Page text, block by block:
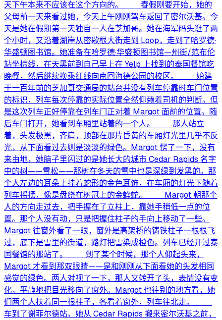
天下午本来不应该在这个方向的。 春假刚要开始，她的
父母前一天来看过她，今天上午刚刚驾车返回了密尔沃基。今
天是她在假期第一天独自一人在芝加哥。她在海军码头逛了两
个小时，又沿着湖岸从密歇根大街走到 Loop，走到了哈罗德·
华盛顿图书馆。她准备在哈罗德·华盛顿图书馆—州街/范布伦
站坐棕线，在天黑前到自己早上在 Yelp 上找到的泰国餐馆吃
晚餐，然后继续换乘红线向南回海德公园的校区。 始建
于一百年前的芝加哥交通局的站台并没有列车停靠时车门位置
的标识，列车每次停靠的实际位置全然仰赖着司机的判断。但
是这次列车正好停靠在列车门正对着 Margot 面前的位置。随
后车门打开，她看到车厢里站着的一个人。 那人站立
着，头发极黑，齐肩，顶部在那片昏黄的车厢灯光里几乎不反
光，从下面看过去则是淡淡的绿色。Margot 愣了一下，没有
来由地，她脑子里闪过的是她长大的城市 Cedar Rapids 名字
中的树——雪松——那树在冬天的雪中也是深绿到发黑的。那
个人左边的耳朵上挂着蛇形的金色耳饰，在车厢的灯光下随着
列车摇摆，像是盘绕在树冠上的金蝰蛇。 Margot 朝那个
人的方向走过去，把手握在了立柱上，靠她手稍低一点的位
置。那个人没有动，只是把握住柱子的手向上移动了一些。
Margot 往窗外看了一眼，窗外是高架桥的铸铁柱子一根根飞
过，底下是雪里的街道，路灯把雪染成橙色。列车已经开过泰
国餐馆的那站了。 到了某个时候，那个人仰起头来，
Margot 才看到那双眼睛——是和刚刚从下面看她的头发相同
感觉的绿色。两人对视了一下，那人又转开了头，表情没有变
化，平静地把目光移向了窗外。Margot 也往别的地方看，她
们两个人扶着同一根柱子，各看着窗外，列车往北走。
车到了谢菲尔德站。她从 Cedar Rapids 搬来密尔沃基之前，